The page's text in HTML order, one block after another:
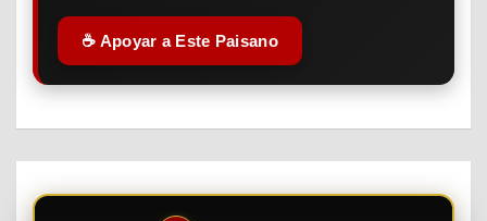
☕ Apoyar a Este Paisano